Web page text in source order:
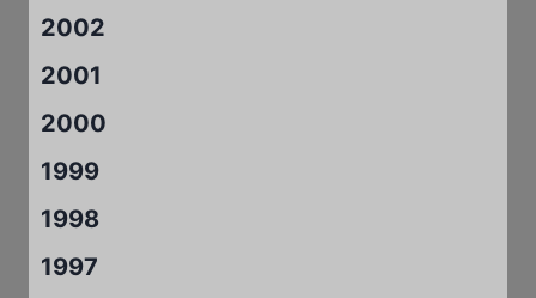
2002
2001
2000
1999
1998
1997